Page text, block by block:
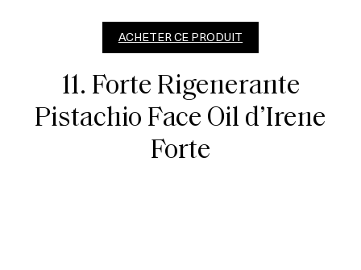
ACHETER CE PRODUIT
11. Forte Rigenerante
Pistachio Face Oil d’Irene
Forte